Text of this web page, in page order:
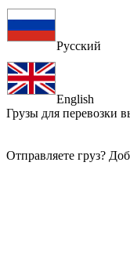
Русский
English
Грузы для перевозки
Отправляете груз?